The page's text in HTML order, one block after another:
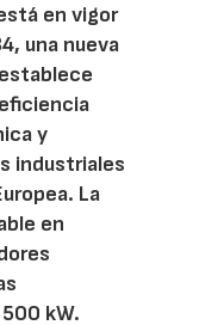
en vigor
una nueva
y
industriales
La
en
kW.